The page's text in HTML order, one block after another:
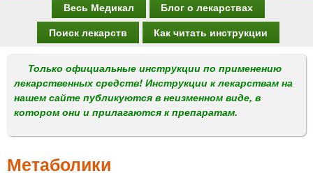
н
о
е
м
Весь Медикал
Блог о лекарствах
Поиск лекарств
Как читать инструкции
Только официальные инструкции по применению
лекарственных средств! Инструкции к лекарствам на
нашем сайте публикуются в неизменном виде, в
котором они и прилагаются к препаратам.
Метаболики